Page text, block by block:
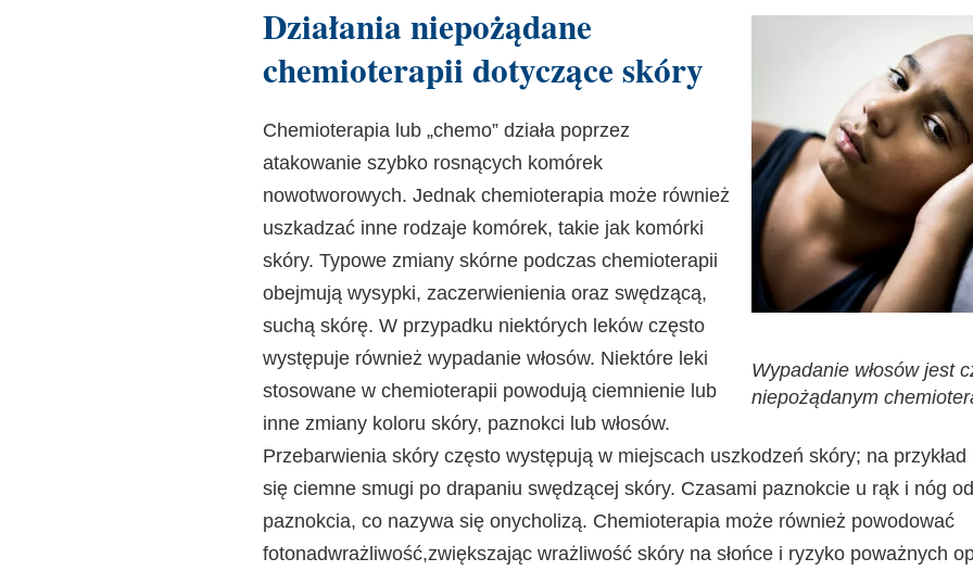
Wypadanie włosów jest
niepożądanym
Działania niepożądane
chemioterapii dotyczące skóry
Chemioterapia lub „chemo” działa poprzez
atakowanie szybko rosnących komórek
nowotworowych. Jednak chemioterapia może również
uszkadzać inne rodzaje komórek, takie jak komórki
skóry. Typowe zmiany skórne podczas chemioterapii
obejmują wysypki, zaczerwienienia oraz swędzącą,
suchą skórę. W przypadku niektórych leków często
występuje również wypadanie włosów. Niektóre leki
stosowane w chemioterapii powodują ciemnienie lub
inne zmiany koloru skóry, paznokci lub włosów.
Przebarwienia skóry często występują w miejscach uszkodzeń skóry; na
się ciemne smugi po drapaniu swędzącej skóry. Czasami paznokcie u rąk i nóg
paznokcia, co nazywa się onycholizą. Chemioterapia może również powodować
fotonadwrażliwość,zwiększając wrażliwość skóry na słońce i ryzyko poważnych